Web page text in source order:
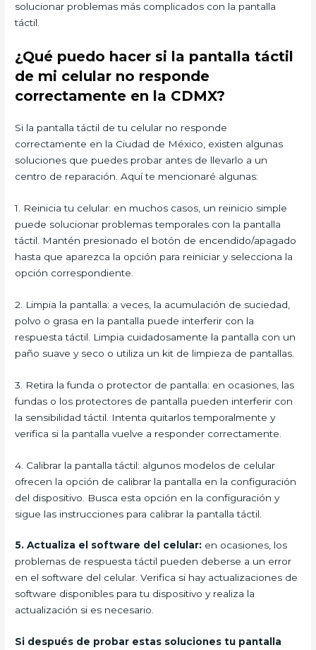
solucionar problemas más complicados con la pantalla
táctil.
¿Qué puedo hacer si la pantalla táctil
de mi celular no responde
correctamente en la CDMX?
Si la pantalla táctil de tu celular no responde
correctamente en la Ciudad de México, existen algunas
soluciones que puedes probar antes de llevarlo a un
centro de reparación. Aquí te mencionaré algunas:
1. Reinicia tu celular: en muchos casos, un reinicio simple
puede solucionar problemas temporales con la pantalla
táctil. Mantén presionado el botón de encendido/apagado
hasta que aparezca la opción para reiniciar y selecciona la
opción correspondiente.
2. Limpia la pantalla: a veces, la acumulación de suciedad,
polvo o grasa en la pantalla puede interferir con la
respuesta táctil. Limpia cuidadosamente la pantalla con un
paño suave y seco o utiliza un kit de limpieza de pantallas.
3. Retira la funda o protector de pantalla: en ocasiones, las
fundas o los protectores de pantalla pueden interferir con
la sensibilidad táctil. Intenta quitarlos temporalmente y
verifica si la pantalla vuelve a responder correctamente.
4. Calibrar la pantalla táctil: algunos modelos de celular
ofrecen la opción de calibrar la pantalla en la configuración
del dispositivo. Busca esta opción en la configuración y
sigue las instrucciones para calibrar la pantalla táctil.
5. Actualiza el software del celular: en ocasiones, los
problemas de respuesta táctil pueden deberse a un error
en el software del celular. Verifica si hay actualizaciones de
software disponibles para tu dispositivo y realiza la
actualización si es necesario.
Si después de probar estas soluciones tu pantalla